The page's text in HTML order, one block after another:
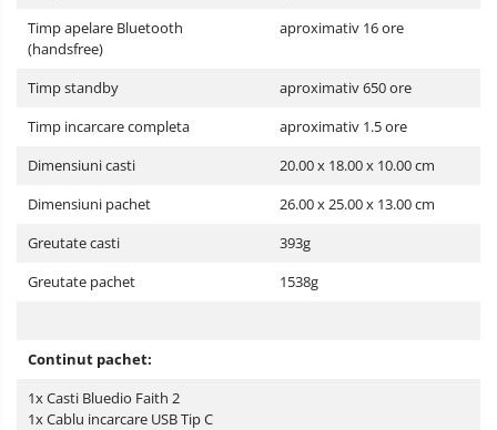
Timp apelare Bluetooth
(handsfree)
aproximativ 16 ore
Timp standby
aproximativ 650 ore
Timp incarcare completa
aproximativ 1.5 ore
Dimensiuni casti
20.00 x 18.00 x 10.00 cm
Dimensiuni pachet
26.00 x 25.00 x 13.00 cm
Greutate casti
393g
Greutate pachet
1538g
Continut pachet:
1x Casti Bluedio Faith 2
1x Cablu incarcare USB Tip C